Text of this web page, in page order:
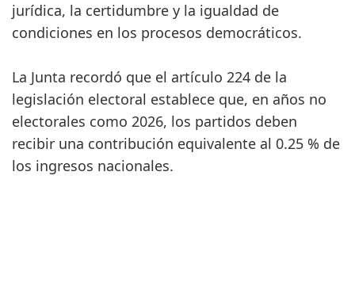
jurídica, la certidumbre y la igualdad de
condiciones en los procesos democráticos.
La Junta recordó que el artículo 224 de la
legislación electoral establece que, en años no
electorales como 2026, los partidos deben
recibir una contribución equivalente al 0.25 % de
los ingresos nacionales.